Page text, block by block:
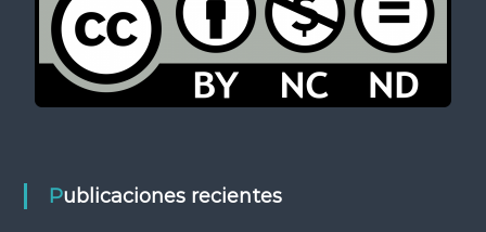
Publicaciones recientes